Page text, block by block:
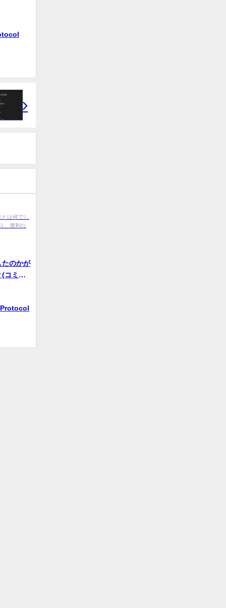
は何でし
、便利な
たのかが
(コミッ